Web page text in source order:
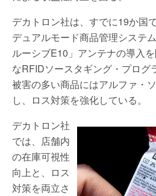
デカトロン社は、すでに19か国
デュアルモード商品管理システ
ルーシブE10」アンテナの導入
なRFIDソースタギング・プログ
被害の多い商品にはアルファ・
し、ロス対策を強化している。
デカトロン社
では、店舗内
の在庫可視性
向上と、ロス
対策を両立さ